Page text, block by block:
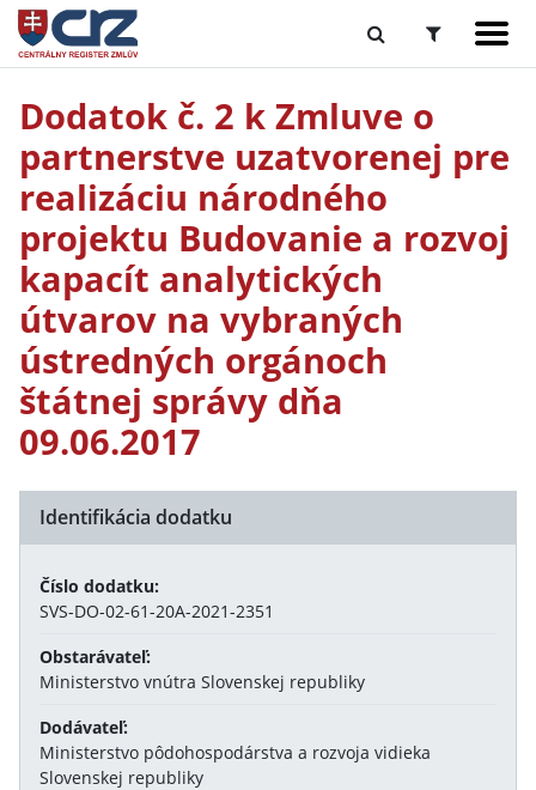
Dodatok č. 2 k Zmluve o
partnerstve uzatvorenej pre
realizáciu národného
projektu Budovanie a rozvoj
kapacít analytických
útvarov na vybraných
ústredných orgánoch
štátnej správy dňa
09.06.2017
Identifikácia dodatku
Číslo dodatku:
SVS-DO-02-61-20A-2021-2351
Obstarávateľ:
Ministerstvo vnútra Slovenskej republiky
Dodávateľ:
Ministerstvo pôdohospodárstva a rozvoja vidieka
Slovenskej republiky